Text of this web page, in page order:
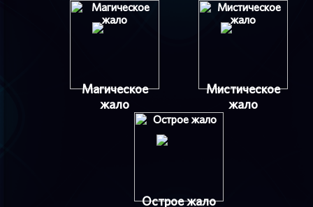
Магическое
жало
Мистическое
жало
Острое жало